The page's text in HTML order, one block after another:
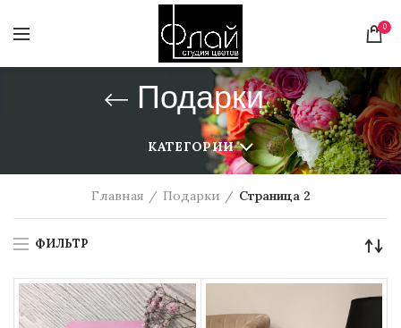
0
Подарки
КАТЕГОРИИ
Главная Подарки Страница 2
ФИЛЬТР